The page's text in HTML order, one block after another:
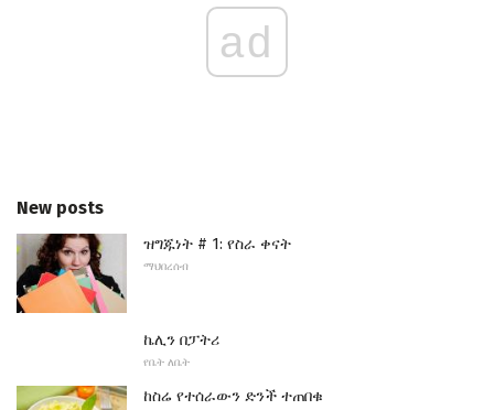
ad
New posts
ዝግጁነት # 1: የስራ ቀናት
ማህበረሰብ
ኬሊን በፓትሪ
የቤት ለቤት
ከስሬ የተሰራውን ድንች ተጠበቁ